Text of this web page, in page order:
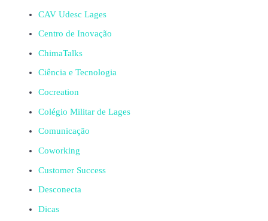
CAV Udesc Lages
Centro de Inovação
ChimaTalks
Ciência e Tecnologia
Cocreation
Colégio Militar de Lages
Comunicação
Coworking
Customer Success
Desconecta
Dicas